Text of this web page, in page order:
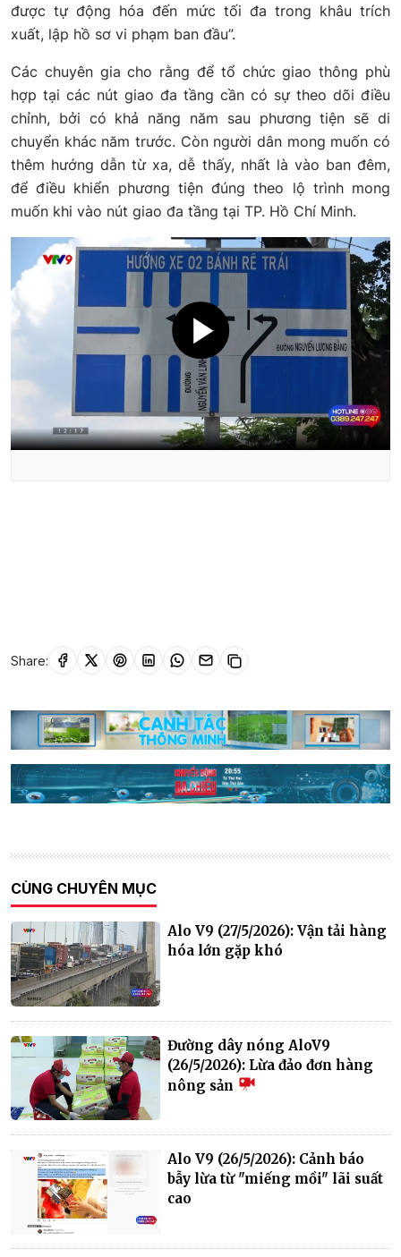
được tự động hóa đến mức tối đa trong khâu trích
xuất, lập hồ sơ vi phạm ban đầu”.
Các chuyên gia cho rằng để tổ chức giao thông phù
hợp tại các nút giao đa tầng cần có sự theo dõi điều
chỉnh, bởi có khả năng năm sau phương tiện sẽ di
chuyển khác năm trước. Còn người dân mong muốn có
thêm hướng dẫn từ xa, dễ thấy, nhất là vào ban đêm,
để điều khiển phương tiện đúng theo lộ trình mong
muốn khi vào nút giao đa tầng tại TP. Hồ Chí Minh.
Share:
CÙNG CHUYÊN MỤC
Alo V9 (27/5/2026): Vận tải hàng
hóa lớn gặp khó
Đường dây nóng AloV9
(26/5/2026): Lừa đảo đơn hàng
nông sản
Alo V9 (26/5/2026): Cảnh báo
bẫy lừa từ "miếng mồi" lãi suất
cao